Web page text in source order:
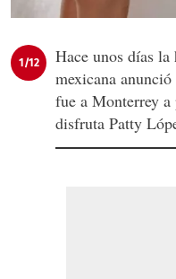
1/12
Hace unos días la
mexicana
fue a Monterrey a
disfruta Patty